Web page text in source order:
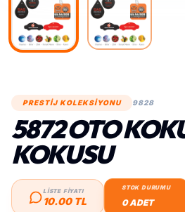
PRESTİJ KOLEKSİYONU 9828
5872 OTO
KOKUSU
LİSTE FİYATI
10.00 TL
STOK DURUMU
0 ADET